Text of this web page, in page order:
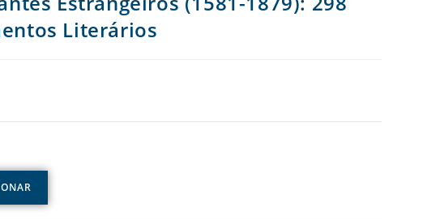
Literários